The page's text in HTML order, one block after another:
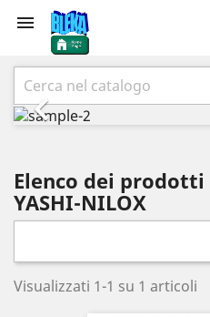


Precedente
Elenco dei
YASHI-NILOX
Visualizzati 1-1 su 1 articoli